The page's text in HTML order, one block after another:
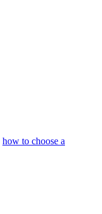
how to choose a